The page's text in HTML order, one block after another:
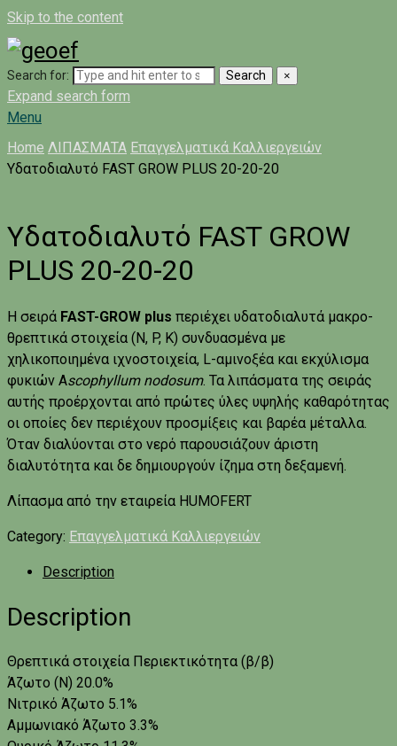
Skip to the content
Search for: Search ×
Expand search form
Menu
Home ΛΙΠΑΣΜΑΤΑ Επαγγελματικά Καλλιεργειών
Υδατοδιαλυτό FAST GROW PLUS 20-20-20
Υδατοδιαλυτό FAST GROW
PLUS 20-20-20
Η σειρά FAST-GROW plus περιέχει υδατοδιαλυτά μακρο-
θρεπτικά στοιχεία (N, P, K) συνδυασμένα με
χηλικοποιημένα ιχνοστοιχεία, L-αμινοξέα και εκχύλισμα
φυκιών Ascophyllum nodosum. Τα λιπάσματα της σειράς
αυτής προέρχονται από πρώτες ύλες υψηλής καθαρότητας
οι οποίες δεν περιέχουν προσμίξεις και βαρέα μέταλλα.
Όταν διαλύονται στο νερό παρουσιάζουν άριστη
διαλυτότητα και δε δημιουργούν ίζημα στη δεξαμενή.
Λίπασμα από την εταιρεία HUMOFERT
Category: Επαγγελματικά Καλλιεργειών
Description
Description
Θρεπτικά στοιχεία Περιεκτικότητα (β/β)
Άζωτο (Ν) 20.0%
Νιτρικό Άζωτο 5.1%
Αμμωνιακό Άζωτο 3.3%